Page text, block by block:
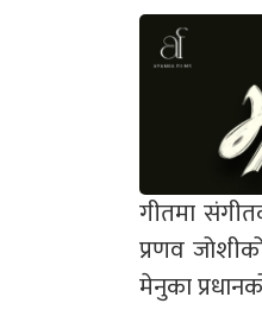
गीतमा
प्रणव
मेनुका